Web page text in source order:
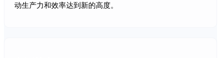
动生产力和效率达到新的高度。